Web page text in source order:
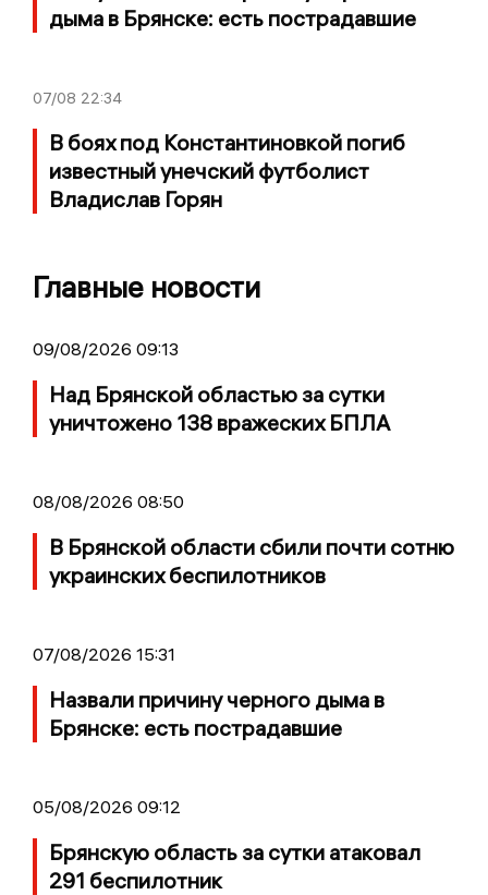
дыма в Брянске: есть пострадавшие
07/08 22:34
В боях под Константиновкой погиб
известный унечский футболист
Владислав Горян
Главные новости
09/08/2026 09:13
Над Брянской областью за сутки
уничтожено 138 вражеских БПЛА
08/08/2026 08:50
В Брянской области сбили почти сотню
украинских беспилотников
07/08/2026 15:31
Назвали причину черного дыма в
Брянске: есть пострадавшие
05/08/2026 09:12
Брянскую область за сутки атаковал
291 беспилотник